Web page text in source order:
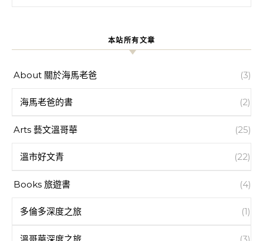
本站所有文章
About 關於海馬老爸 (3)
海馬老爸的書 (2)
Arts 藝文溫哥華 (25)
溫市好文青 (22)
Books 旅遊書 (4)
多倫多深度之旅 (1)
溫哥華深度之旅 (3)